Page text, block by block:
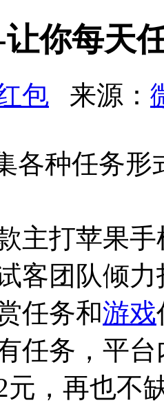
让你每天
包 来源：
各种任务
主打苹果
客团队倾
任务和游戏
任务，平
元，再也不